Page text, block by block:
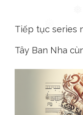
Tiếp tục series
Tây Ban Nha